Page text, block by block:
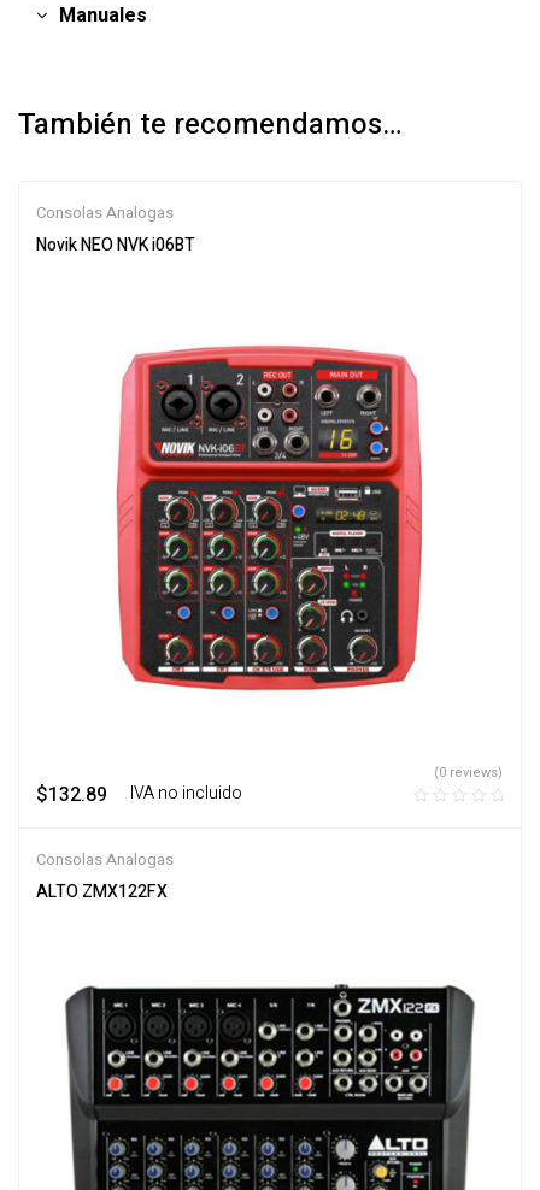
Manuales
También te recomendamos…
Consolas Analogas
Novik NEO NVK i06BT
$132.89 ‎ ‎ ‎ IVA no incluido
(0 reviews)
Consolas Analogas
ALTO ZMX122FX